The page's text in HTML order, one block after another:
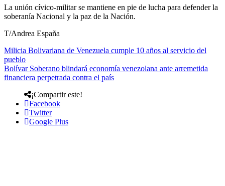
La unión cívico-militar se mantiene en pie de lucha para defender la
soberanía Nacional y la paz de la Nación.
T/Andrea España
Milicia Bolivariana de Venezuela cumple 10 años al servicio del
pueblo
Bolívar Soberano blindará economía venezolana ante arremetida
financiera perpetrada contra el país
¡Compartir este!
Facebook
Twitter
Google Plus